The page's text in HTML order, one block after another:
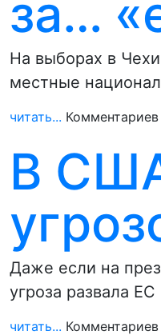
за…
На выборах в
местные
читать... Комментариев
В
Даже если на
угроза развала
читать... Комментариев